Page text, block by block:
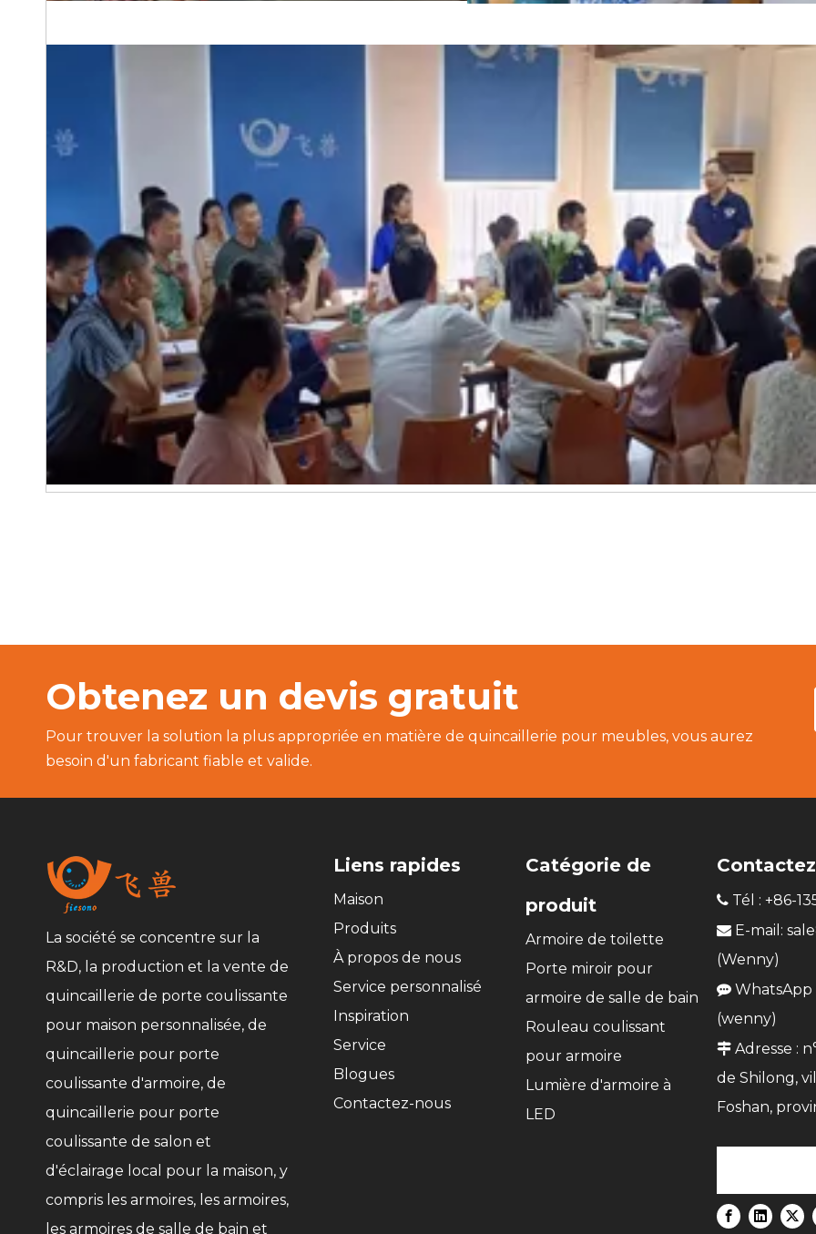
Obtenez un devis gratuit
Pour trouver la solution la plus appropriée en matière de quincaillerie pour meubles, vous aurez
besoin d'un fabricant fiable et valide.
La société se concentre sur la
R&D, la production et la vente de
quincaillerie de porte coulissante
pour maison personnalisée, de
quincaillerie pour porte
coulissante d'armoire, de
quincaillerie pour porte
coulissante de salon et
d'éclairage local pour la maison, y
compris les armoires, les armoires,
les armoires de salle de bain et
Liens rapides
Maison
Produits
À propos de nous
Service personnalisé
Inspiration
Service
Blogues
Contactez-nous
Catégorie de
produit
Armoire de toilette
Porte miroir pour
armoire de salle de bain
Rouleau coulissant
pour armoire
Lumière d'armoire à
LED
 Tél : +86-
 E-mail:
(Wenny)
 WhatsApp
(wenny)
 Adresse :
de Shilong,
Foshan,